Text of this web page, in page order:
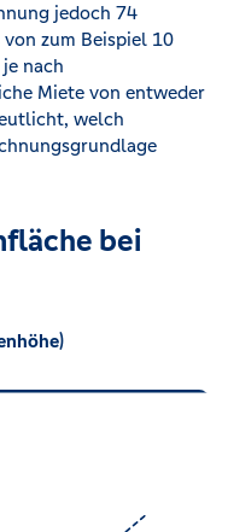
jedoch 74
zum Beispiel 10
nach
Miete von entweder
welch
bei